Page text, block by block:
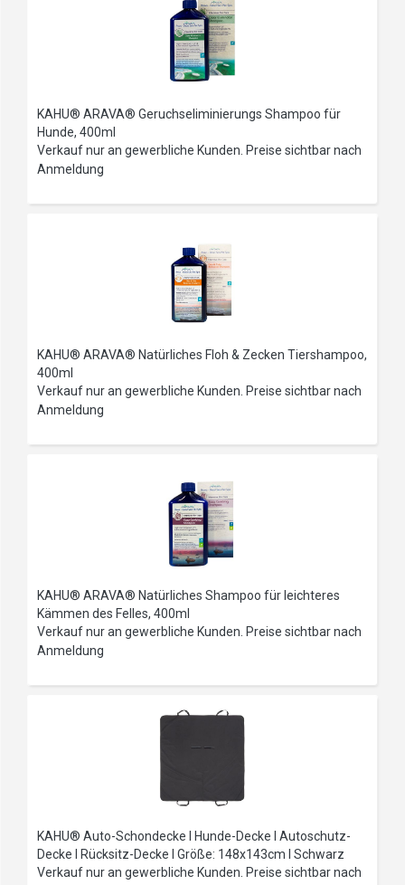
KAHU® ARAVA® Geruchseliminierungs Shampoo für
Hunde, 400ml
Verkauf nur an gewerbliche Kunden. Preise sichtbar nach
Anmeldung
KAHU® ARAVA® Natürliches Floh & Zecken Tiershampoo,
400ml
Verkauf nur an gewerbliche Kunden. Preise sichtbar nach
Anmeldung
KAHU® ARAVA® Natürliches Shampoo für leichteres
Kämmen des Felles, 400ml
Verkauf nur an gewerbliche Kunden. Preise sichtbar nach
Anmeldung
KAHU® Auto-Schondecke I Hunde-Decke I Autoschutz-
Decke I Rücksitz-Decke I Größe: 148x143cm I Schwarz
Verkauf nur an gewerbliche Kunden. Preise sichtbar nach